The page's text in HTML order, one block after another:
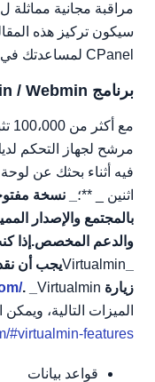
سيكون تركيز هذه
CPanel لمساعدتك في اختيار حزمة مناسبة لك.
برنامج Virtualmin / Webmin
مع أكثر من 100،000 تثبيت حول العالم ،
اثنين _ **؛ _ نسخة
بالمجتمع والإصدار
والدعم المخصص.إذا
Virtualminيجب أن
زيارة
. _
الميزات التالية،
#virtualmin-features
قواعد بيانات